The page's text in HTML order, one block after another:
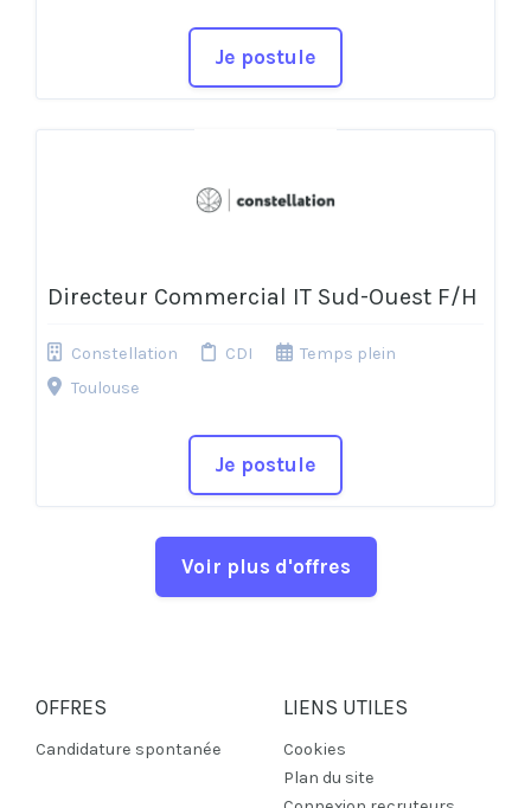
Je postule
Directeur Commercial IT Sud-Ouest F/H
Constellation CDI
Temps plein
Toulouse
Je postule
Voir plus d'offres
OFFRES
Candidature spontanée
LIENS UTILES
Cookies
Plan du site